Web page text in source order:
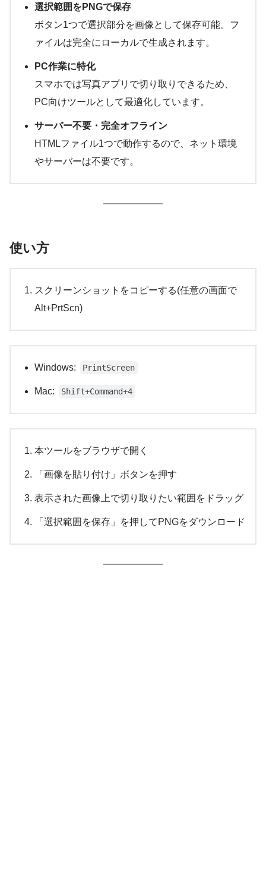
選択範囲をPNGで保存
ボタン1つで選択部分を画像として保存可能。フ
ァイルは完全にローカルで生成されます。
PC作業に特化
スマホでは写真アプリで切り取りできるため、
PC向けツールとして最適化しています。
サーバー不要・完全オフライン
HTMLファイル1つで動作するので、ネット環境
やサーバーは不要です。
使い方
スクリーンショットをコピーする(任意の画面で
Alt+PrtScn)
Windows: PrintScreen
Mac: Shift+Command+4
本ツールをブラウザで開く
「画像を貼り付け」ボタンを押す
表示された画像上で切り取りたい範囲をドラッグ
「選択範囲を保存」を押してPNGをダウンロード